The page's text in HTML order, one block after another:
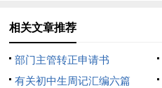
相关文章推荐
部门主管转正申请书
有关初中生周记汇编六篇